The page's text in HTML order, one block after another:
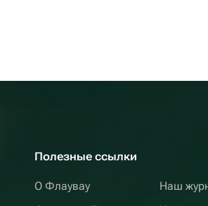
Полезные ссылки
О Флаувау
Наш